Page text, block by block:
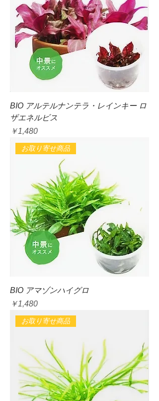
BIO アルテルナンテラ・レインキー ロ
ザエネルビス
価格
￥1,480
お取り寄せ商品
BIO アマゾンハイグロ
価格
￥1,480
お取り寄せ商品